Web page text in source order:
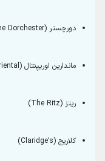
دورچستر (The Dorchester)
ماندارین اورییِنتال (Mandarin Oriental)
ریتز (The Ritz)
کلاریج (Claridge’s)